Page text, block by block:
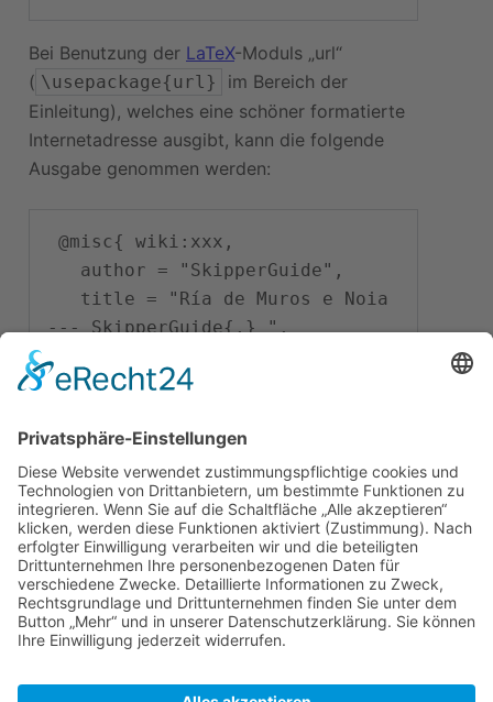
Bei Benutzung der LaTeX-Moduls „url“
( \usepackage{url}
im Bereich der
Einleitung), welches eine schöner formatierte
Internetadresse ausgibt, kann die folgende
Ausgabe genommen werden:
--- SkipperGuide{,} ",
   year = "2026",
   url =
ndex.php?
title=R%C3%ADa_de_Muros_e_Noia&
oldid=56517}",
   note = "[Online; abgerufen
am 9. August 2026]"